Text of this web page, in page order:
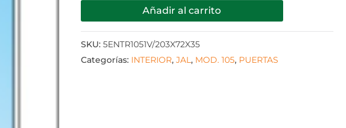
Añadir al carrito
SKU:5ENTR1051V/203X72X35
Categorías: INTERIOR,JAL , MOD. 105, PUERTAS